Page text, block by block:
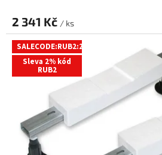
2 341 Kč / ks
SALECODE:RUB2:2:%
Sleva 2% kód
RUB2